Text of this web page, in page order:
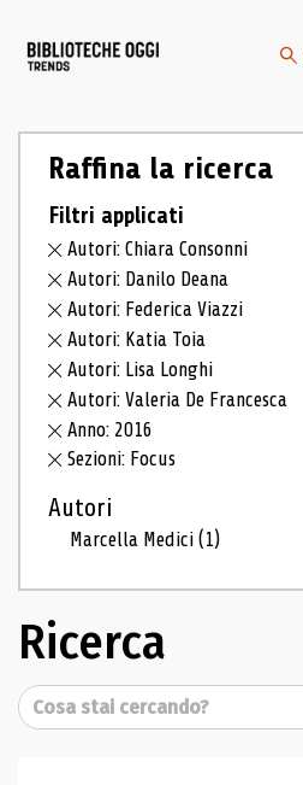
Raffina la ricerca
Filtri applicati
Autori: Chiara Consonni
Autori: Danilo Deana
Autori: Federica Viazzi
Autori: Katia Toia
Autori: Lisa Longhi
Autori: Valeria De Francesca
Anno: 2016
Sezioni: Focus
Autori
Marcella Medici(1)
Ricerca
Cerca